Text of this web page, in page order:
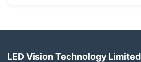
LED Vision Technology Limited